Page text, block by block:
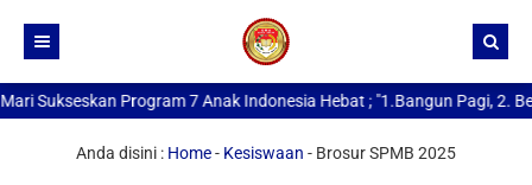
Beranda
Kurikulum
Program 7 Anak Indonesia Hebat ; "1.Bangun Pagi, 2.
Anda disini : Home- Kesiswaan - Brosur SPMB 2025